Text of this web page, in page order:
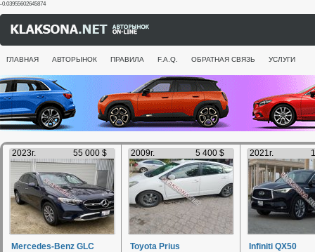
-0.03955602645874
ГЛАВНАЯ АВТОРЫНОК ПРАВИЛА F.A.Q. ОБРАТНАЯ СВЯЗЬ УСЛУГИ
2023г. 55 000 $
Mercedes-Benz GLC
2009г. 5 400 $
Toyota Prius
2021г.
Infiniti QX50